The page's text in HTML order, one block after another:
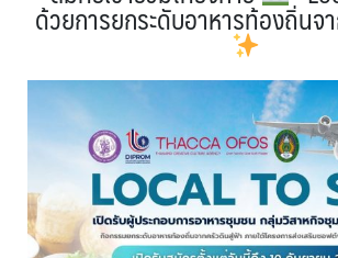
ด้วยการยกระดับอาหารท้องถิ่น